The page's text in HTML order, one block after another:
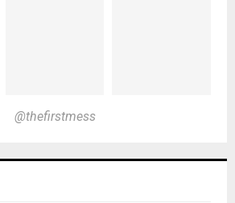
@thefirstmess